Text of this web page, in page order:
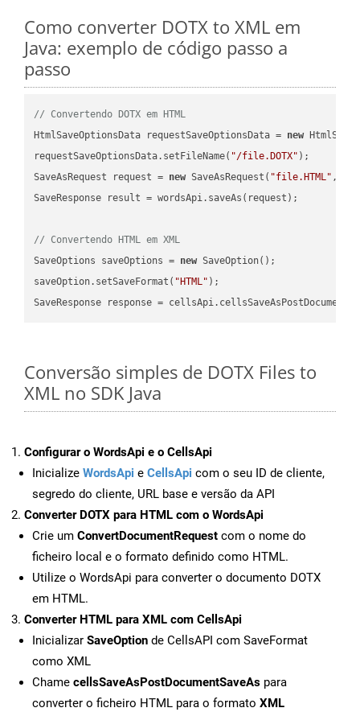
Como converter DOTX to XML em
Java: exemplo de código passo a
passo
// Convertendo DOTX em HTML
HtmlSaveOptionsData requestSaveOptionsData = new
requestSaveOptionsData.setFileName( "/file.DOTX" );
SaveAsRequest request = new SaveAsRequest( "file.HTML"
SaveResponse result = wordsApi.saveAs(request);
// Convertendo HTML em XML
SaveOptions saveOptions = new SaveOption();
saveOption.setSaveFormat( "HTML" );
SaveResponse response =
Conversão simples de DOTX Files to
XML no SDK Java
Configurar o WordsApi e o CellsApi
Inicialize WordsApi e CellsApi com o seu ID de cliente,
segredo do cliente, URL base e versão da API
Converter DOTX para HTML com o WordsApi
Crie um ConvertDocumentRequest com o nome do
ficheiro local e o formato definido como HTML.
Utilize o WordsApi para converter o documento DOTX
em HTML.
Converter HTML para XML com CellsApi
Inicializar SaveOption de CellsAPI com SaveFormat
como XML
Chame cellsSaveAsPostDocumentSaveAs para
converter o ficheiro HTML para o formato XML